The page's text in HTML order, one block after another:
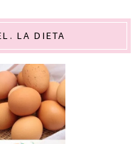
LA DIETA